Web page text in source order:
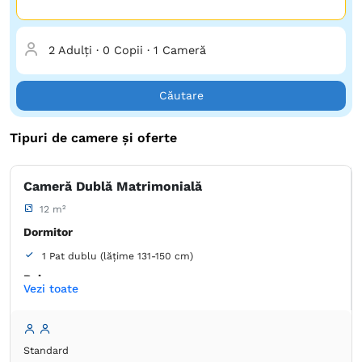
2 Adulți · 0 Copii · 1 Cameră
Căutare
Tipuri de camere și oferte
Cameră Dublă Matrimonială
12 m²
Dormitor
1 Pat dublu (lățime 131-150 cm)
Baie
Dulap
Vezi toate
Standard